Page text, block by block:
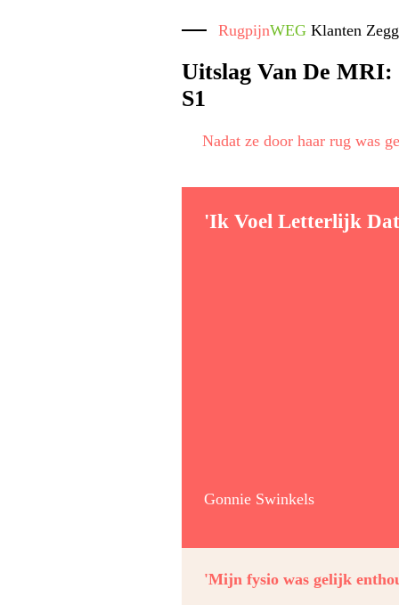
RugpijnWEGKlanten
Uitslag Van De MRI:
S1
Nadat ze door haar rug was
'Ik Voel Letterlijk
Gonnie Swinkels
'Mijn fysio was gelijk